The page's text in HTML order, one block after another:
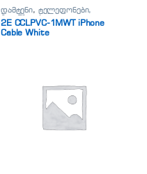
დამტენი, ტელეფონები,
პლანშეტები,
აქსესუარები,ტელევიზორი
2E CCLPVC-1MWT iPhone
Cable White